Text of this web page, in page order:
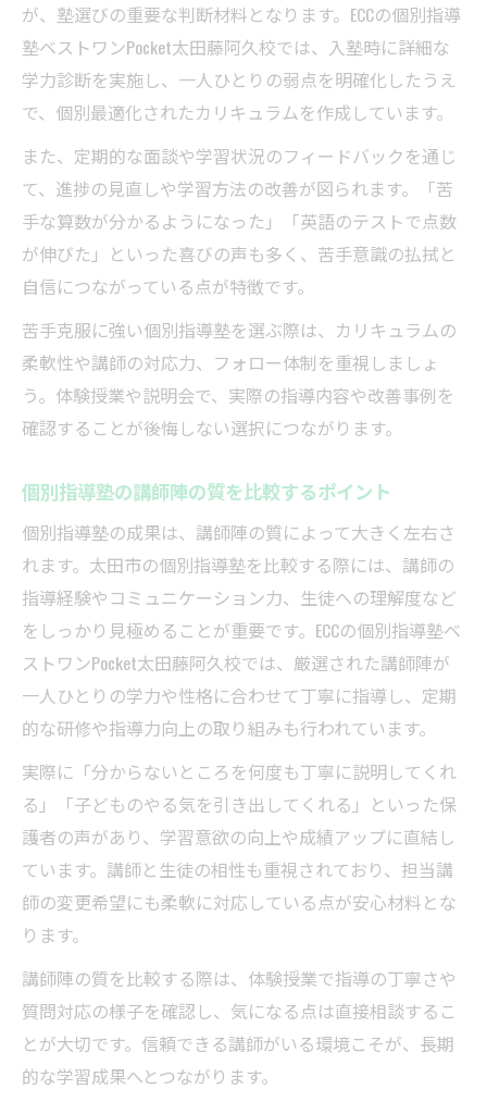
が、塾選びの重要な判断材料となります。ECCの個別指導
塾ベストワンPocket太田藤阿久校では、入塾時に詳細な
学力診断を実施し、一人ひとりの弱点を明確化したうえ
で、個別最適化されたカリキュラムを作成しています。
また、定期的な面談や学習状況のフィードバックを通じ
て、進捗の見直しや学習方法の改善が図られます。「苦
手な算数が分かるようになった」「英語のテストで点数
が伸びた」といった喜びの声も多く、苦手意識の払拭と
自信につながっている点が特徴です。
苦手克服に強い個別指導塾を選ぶ際は、カリキュラムの
柔軟性や講師の対応力、フォロー体制を重視しましょ
う。体験授業や説明会で、実際の指導内容や改善事例を
確認することが後悔しない選択につながります。
個別指導塾の講師陣の質を比較するポイント
個別指導塾の成果は、講師陣の質によって大きく左右さ
れます。太田市の個別指導塾を比較する際には、講師の
指導経験やコミュニケーション力、生徒への理解度など
をしっかり見極めることが重要です。ECCの個別指導塾ベ
ストワンPocket太田藤阿久校では、厳選された講師陣が
一人ひとりの学力や性格に合わせて丁寧に指導し、定期
的な研修や指導力向上の取り組みも行われています。
実際に「分からないところを何度も丁寧に説明してくれ
る」「子どものやる気を引き出してくれる」といった保
護者の声があり、学習意欲の向上や成績アップに直結し
ています。講師と生徒の相性も重視されており、担当講
師の変更希望にも柔軟に対応している点が安心材料とな
ります。
講師陣の質を比較する際は、体験授業で指導の丁寧さや
質問対応の様子を確認し、気になる点は直接相談するこ
とが大切です。信頼できる講師がいる環境こそが、長期
的な学習成果へとつながります。